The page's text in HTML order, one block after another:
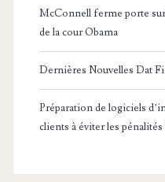
McConnell ferme porte sur
de la cour Obama
Dernières Nouvelles Dat
Préparation de logiciels
clients à éviter les pénalités